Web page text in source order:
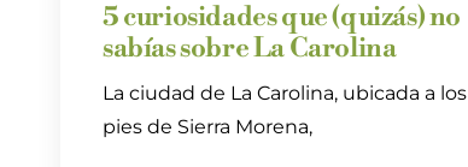
5 curiosidades que (quizás) no
sabías sobre La Carolina
La ciudad de La Carolina, ubicada a los
pies de Sierra Morena,